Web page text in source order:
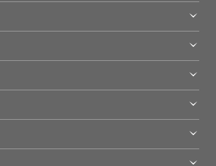
ンスペース青山